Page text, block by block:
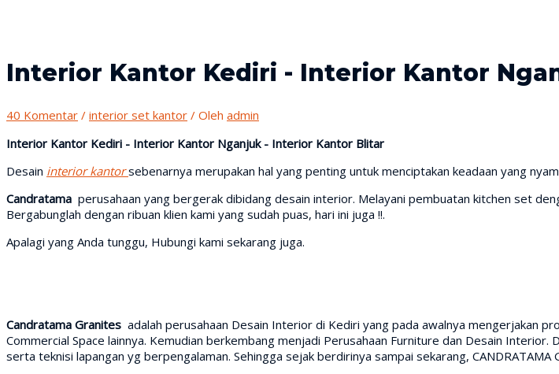
Interior Kantor Kediri - Interior Kantor
40 Komentar / interior set kantor / Oleh admin
Interior Kantor Kediri - Interior Kantor Nganjuk - Interior Kantor Blitar
Desain interior kantor sebenarnya merupakan hal yang penting untuk menciptakan keadaan yang
Candratama perusahaan yang bergerak dibidang desain interior. Melayani pembuatan kitchen set
Bergabunglah dengan ribuan klien kami yang sudah puas, hari ini juga !!.
Apalagi yang Anda tunggu, Hubungi kami sekarang juga.
Candratama Granites adalah perusahaan Desain Interior di Kediri yang pada awalnya mengerjakan
Commercial Space lainnya. Kemudian berkembang menjadi Perusahaan Furniture dan Desain
serta teknisi lapangan yg berpengalaman. Sehingga sejak berdirinya sampai sekarang,